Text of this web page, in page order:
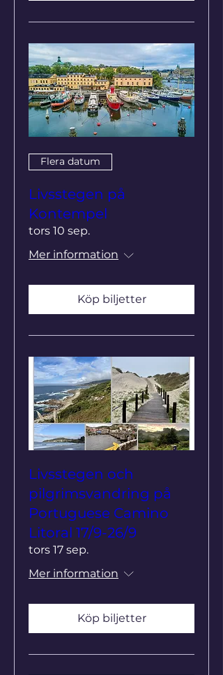
Flera datum
Livsstegen på
Kontempel
tors 10 sep.
Mer information
Köp biljetter
Livsstegen och
pilgrimsvandring på
Portuguese Camino
Litoral 17/9-26/9
tors 17 sep.
Mer information
Köp biljetter